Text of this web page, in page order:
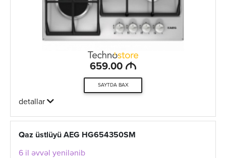
659.00 M
SAYTDA BAX
detallar
Qaz üstlüyü AEG HG654350SM
6 il əvvəl yenilənib